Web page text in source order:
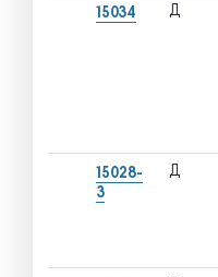
15034 Д
15028-
3
Д